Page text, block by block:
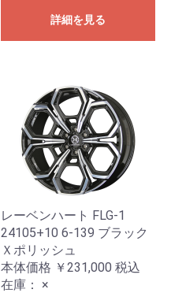
詳細を見る
レーベンハート FLG-1
24105+10 6-139 ブラック
Ｘポリッシュ
本体価格 ￥231,000 税込
在庫： ×